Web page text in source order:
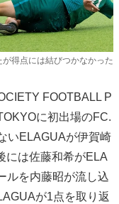
得点には結びつかなかった
FOOTBALL P
に初出場のFC.
いELAGUAが伊賀崎
には佐藤和希がELA
ルを内藤昭が流し込
が1点を取り返